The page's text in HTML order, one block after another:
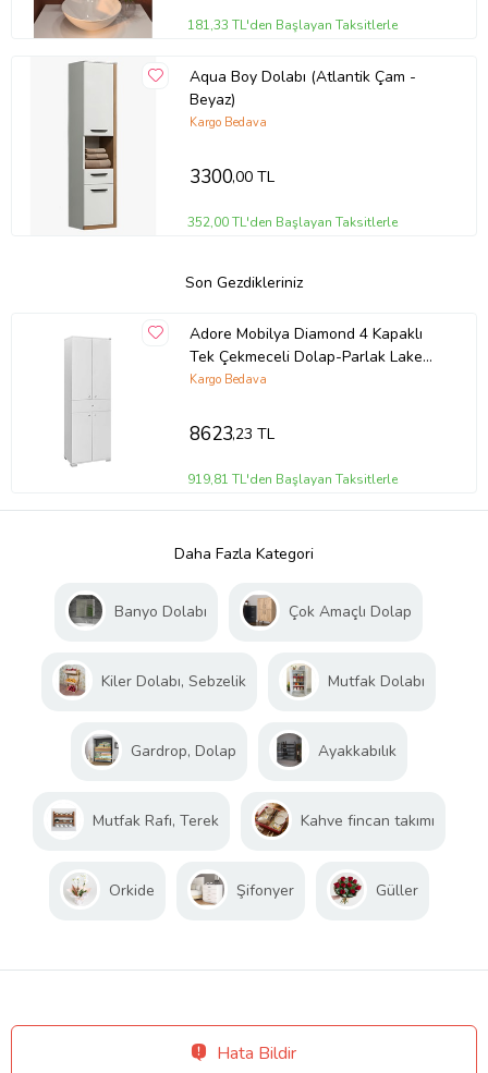
181,33 TL'den Başlayan Taksitlerle
Aqua Boy Dolabı (Atlantik Çam -
Beyaz)
Kargo Bedava
3300,00 TL
352,00 TL'den Başlayan Taksitlerle
Son Gezdikleriniz
Adore Mobilya Diamond 4 Kapaklı
Tek Çekmeceli Dolap-Parlak Lake
Beyaz 60x187x38 cm (GxYxD)
Kargo Bedava
8623,23 TL
919,81 TL'den Başlayan Taksitlerle
Daha Fazla Kategori
Banyo Dolabı Çok Amaçlı Dolap
Kiler Dolabı, Sebzelik Mutfak Dolabı
Gardrop, Dolap Ayakkabılık
Mutfak Rafı, Terek Kahve fincan takımı
Orkide Şifonyer Güller
Hata Bildir